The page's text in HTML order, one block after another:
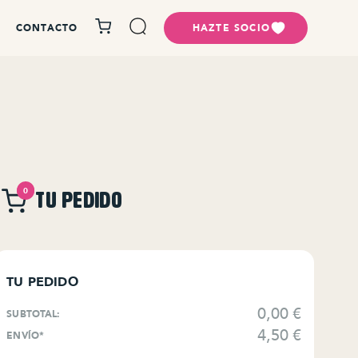
CONTACTO HAZTE SOCIO
0 TU PEDIDO
TU PEDIDO
SUBTOTAL: 0,00€
ENVÍO* 4,50€